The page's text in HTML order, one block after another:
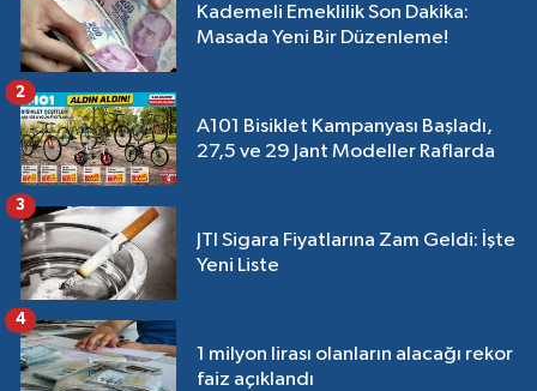
Kademeli Emeklilik Son Dakika:
Masada Yeni Bir Düzenleme!
A101 Bisiklet Kampanyası Başladı,
27,5 ve 29 Jant Modeller Raflarda
2
JTI Sigara Fiyatlarına Zam Geldi: İşte
Yeni Liste
3
1 milyon lirası olanların alacağı rekor
faiz açıklandı
4